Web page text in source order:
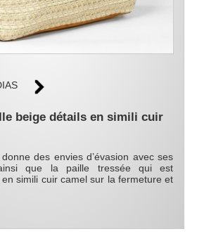
beige détails en simili cuir
des envies d’évasion avec ses
que la paille tressée qui est
simili cuir camel sur la fermeture et